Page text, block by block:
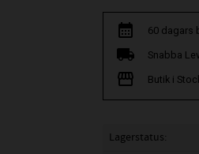
60 dagars
Snabba
Butik i
Lagerstatus